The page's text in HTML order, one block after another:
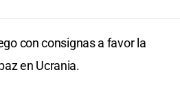
con consignas a favor la
en Ucrania.